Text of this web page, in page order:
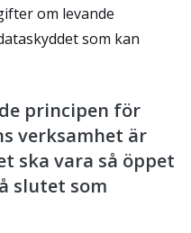
om levande
som kan
principen för
verksamhet är
ska vara så öppet
slutet som